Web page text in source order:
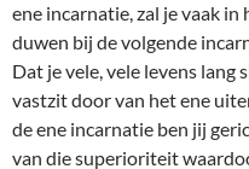
ene incarnatie, zal je vaak
duwen bij de volgende
Dat je vele, vele levens lang
vastzit door van het ene
de ene incarnatie ben jij
van die superioriteit